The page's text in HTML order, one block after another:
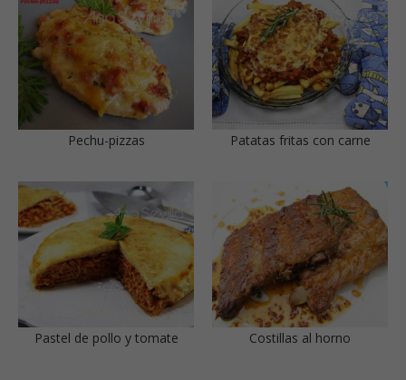
Pechu-pizzas Patatas fritas con carne
Pastel de pollo y tomate Costillas al horno